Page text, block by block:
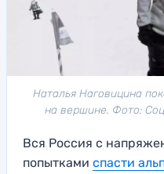
Наталья Наговицина
на вершине. Фото:
Вся Россия с
попытками спасти